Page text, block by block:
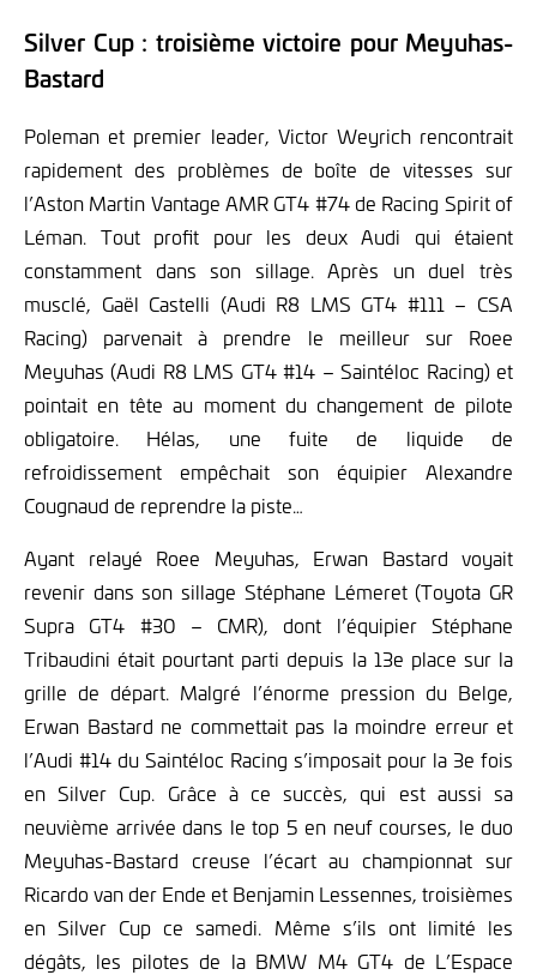
Silver Cup : troisième victoire pour Meyuhas-
Bastard
Poleman et premier leader, Victor Weyrich rencontrait
rapidement des problèmes de boîte de vitesses sur
l’Aston Martin Vantage AMR GT4 #74 de Racing Spirit of
Léman. Tout profit pour les deux Audi qui étaient
constamment dans son sillage. Après un duel très
musclé, Gaël Castelli (Audi R8 LMS GT4 #111 – CSA
Racing) parvenait à prendre le meilleur sur Roee
Meyuhas (Audi R8 LMS GT4 #14 – Saintéloc Racing) et
pointait en tête au moment du changement de pilote
obligatoire. Hélas, une fuite de liquide de
refroidissement empêchait son équipier Alexandre
Cougnaud de reprendre la piste…
Ayant relayé Roee Meyuhas, Erwan Bastard voyait
revenir dans son sillage Stéphane Lémeret (Toyota GR
Supra GT4 #30 – CMR), dont l’équipier Stéphane
Tribaudini était pourtant parti depuis la 13e place sur la
grille de départ. Malgré l’énorme pression du Belge,
Erwan Bastard ne commettait pas la moindre erreur et
l’Audi #14 du Saintéloc Racing s’imposait pour la 3e fois
en Silver Cup. Grâce à ce succès, qui est aussi sa
neuvième arrivée dans le top 5 en neuf courses, le duo
Meyuhas-Bastard creuse l’écart au championnat sur
Ricardo van der Ende et Benjamin Lessennes, troisièmes
en Silver Cup ce samedi. Même s’ils ont limité les
dégâts, les pilotes de la BMW M4 GT4 de L’Espace